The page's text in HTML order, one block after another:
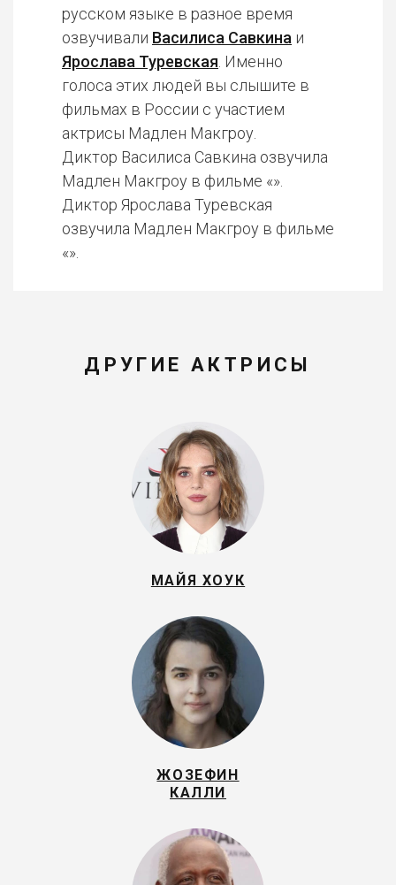
русском языке в разное время
озвучивали Василиса Савкина и
Ярослава Туревская . Именно
голоса этих людей вы слышите в
фильмах в России с участием
актрисы Мадлен Макгроу.
Диктор Василиса Савкина озвучила
Мадлен Макгроу в фильме «».
Диктор Ярослава Туревская
озвучила Мадлен Макгроу в фильме
«».
ДРУГИЕ АКТРИСЫ
МАЙЯ ХОУК
ЖОЗЕФИН
КАЛЛИ